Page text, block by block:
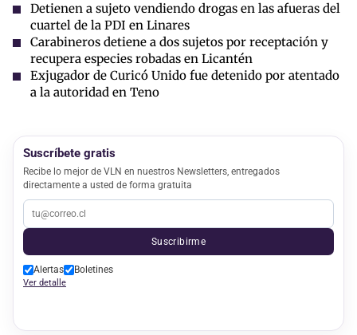
Detienen a sujeto vendiendo drogas en las afueras del
cuartel de la PDI en Linares
Carabineros detiene a dos sujetos por receptación y
recupera especies robadas en Licantén
Exjugador de Curicó Unido fue detenido por atentado
a la autoridad en Teno
Suscríbete gratis
Recibe lo mejor de VLN en nuestros Newsletters, entregados
directamente a usted de forma gratuita
Suscribirme
Alertas Boletines
Ver detalle